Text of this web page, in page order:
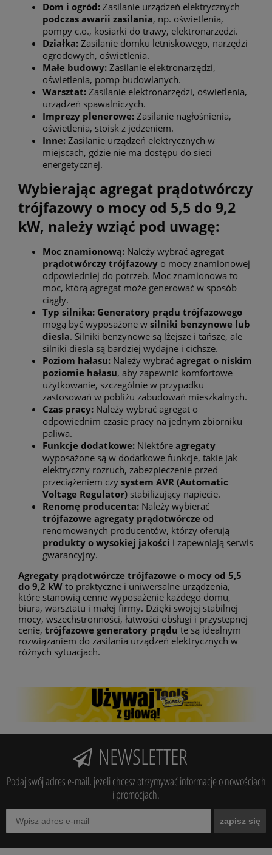
Dom i ogród: Zasilanie urządzeń elektrycznych
podczas awarii zasilania, np. oświetlenia,
pompy c.o., kosiarki do trawy, elektronarzędzi.
Działka: Zasilanie domku letniskowego, narzędzi
ogrodowych, oświetlenia.
Małe budowy: Zasilanie elektronarzędzi,
oświetlenia, pomp budowlanych.
Warsztat: Zasilanie elektronarzędzi, oświetlenia,
urządzeń spawalniczych.
Imprezy plenerowe: Zasilanie nagłośnienia,
oświetlenia, stoisk z jedzeniem.
Inne: Zasilanie urządzeń elektrycznych w
miejscach, gdzie nie ma dostępu do sieci
energetycznej.
Wybierając agregat prądotwórczy
trójfazowy o mocy od 5,5 do 9,2
kW, należy wziąć pod uwagę:
Moc znamionową: Należy wybrać agregat
prądotwórczy trójfazowy o mocy znamionowej
odpowiedniej do potrzeb. Moc znamionowa to
moc, którą agregat może generować w sposób
ciągły.
Typ silnika: Generatory prądu trójfazowego
mogą być wyposażone w silniki benzynowe lub
diesla. Silniki benzynowe są lżejsze i tańsze, ale
silniki diesla są bardziej wydajne i cichsze.
Poziom hałasu: Należy wybrać agregat o niskim
poziomie hałasu, aby zapewnić komfortowe
użytkowanie, szczególnie w przypadku
zastosowań w pobliżu zabudowań mieszkalnych.
Czas pracy: Należy wybrać agregat o
odpowiednim czasie pracy na jednym zbiorniku
paliwa.
Funkcje dodatkowe: Niektóre agregaty
wyposażone są w dodatkowe funkcje, takie jak
elektryczny rozruch, zabezpieczenie przed
przeciążeniem czy system AVR (Automatic
Voltage Regulator) stabilizujący napięcie.
Renomę producenta: Należy wybierać
trójfazowe agregaty prądotwórcze od
renomowanych producentów, którzy oferują
produkty o wysokiej jakości i zapewniają serwis
gwarancyjny.
Agregaty prądotwórcze trójfazowe o mocy od 5,5
do 9,2 kW to praktyczne i uniwersalne urządzenia,
które stanowią cenne wyposażenie każdego domu,
biura, warsztatu i małej firmy. Dzięki swojej stabilnej
mocy, wszechstronności, łatwości obsługi i przystępnej
cenie, trójfazowe generatory prądu te są idealnym
rozwiązaniem do zasilania urządzeń elektrycznych w
różnych sytuacjach.
NEWSLETTER
Podaj swój adres e-mail, jeżeli chcesz otrzymywać informacje o nowościach
i promocjach.
zapisz się